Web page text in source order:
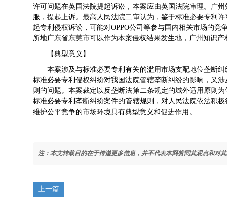
许可问题在英国法院提起诉讼，本案应由英国法院审理。广
服，提起上诉。最高人民法院二审认为，鉴于标准必要专利
起专利侵权诉讼，可能对OPPO公司等参与国内相关市场的
所地广东省东莞市可以作为本案侵权结果发生地，广州知识
【典型意义】
本案涉及与标准必要专利有关的滥用市场支配地位垄断
标准必要专利侵权纠纷对我国法院管辖垄断纠纷的影响，又
则的问题。本案裁定以反垄断法第二条规定的域外适用原则
标准必要专利垄断纠纷案件的管辖规则，对人民法院依法积
维护公平竞争的市场环境具有典型意义和促进作用。
注：本文转载目的在于传递更多信息，并不代表本网赞同其观点和对
上一篇